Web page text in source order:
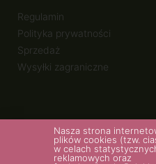
Regulamin
Polityka prywatności
Sprzedaż
Wysyłki zagraniczne
Nasza strona
plików cookies (tzw.
w celach
reklamowych oraz